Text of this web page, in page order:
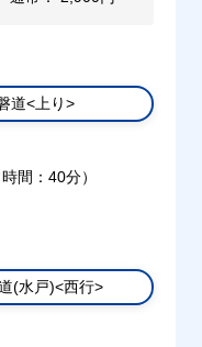
道<上り>
間：40分）
(水戸)<西行>